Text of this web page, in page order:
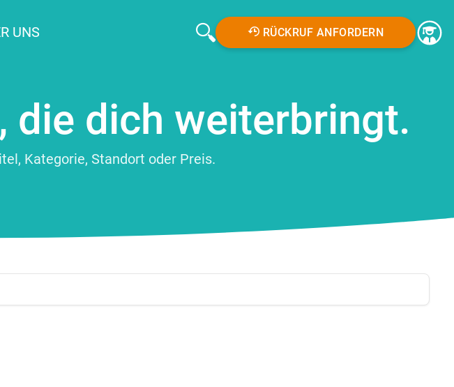
UNS RÜCKRUF ANFORDERN
die dich weiterbringt.
Kategorie, Standort oder Preis.